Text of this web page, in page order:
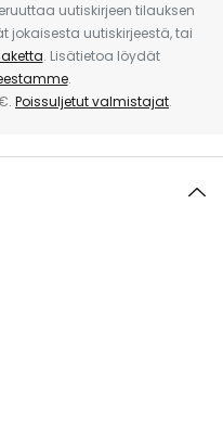
uutiskirjeen tilauksen
jokaisesta uutiskirjeestä, tai
. Lisätietoa löydät
.
Poissuljetut valmistajat.